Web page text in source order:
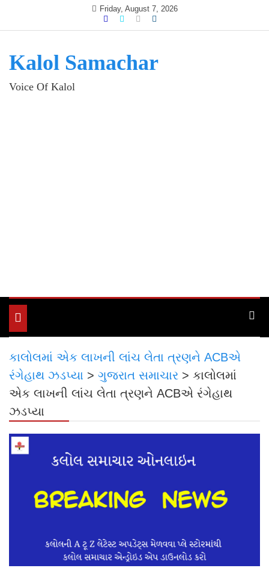
Friday, August 7, 2026
Kalol Samachar
Voice Of Kalol
Toggle
navigation
કાલોલમાં એક લાખની લાંચ લેતા ત્રણને ACBએ
રંગેહાથ ઝડપ્યા > ગુજરાત સમાચાર > કાલોલમાં
એક લાખની લાંચ લેતા ત્રણને ACBએ રંગેહાથ
ઝડપ્યા